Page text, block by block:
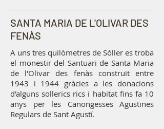
SANTA MARIA DE L'OLIVAR DES
FENÀS
A uns tres quilòmetres de Sóller es troba
el monestir del Santuari de Santa Maria
de l'Olivar des fenàs construït entre
1943 i 1944 gràcies a les donacions
d'alguns sollerics rics i habitat fins fa 10
anys per les Canongesses Agustines
Regulars de Sant Agustí.